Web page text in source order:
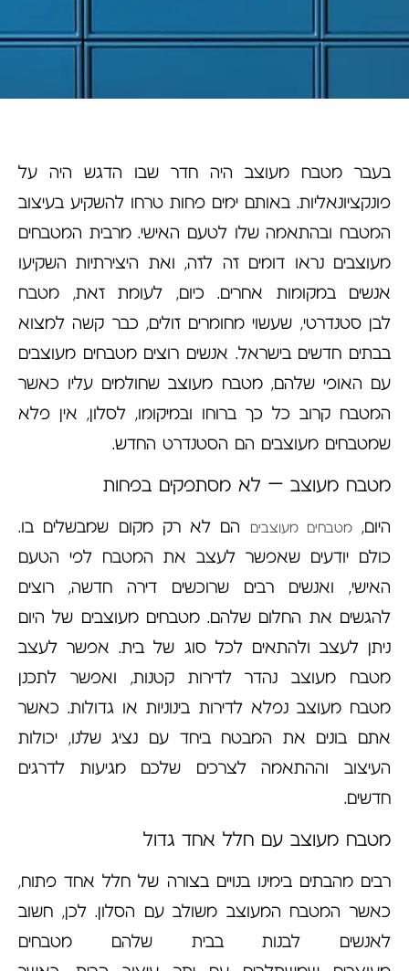
בעבר מטבח מעוצב היה חדר שבו הדגש היה על
פונקציונאליות. באותם ימים פחות טרחו להשקיע בעיצוב
המטבח ובהתאמה שלו לטעם האישי. מרבית המטבחים
מעוצבים נראו דומים זה לזה, ואת היצירתיות השקיעו
אנשים במקומות אחרים. כיום, לעומת זאת, מטבח
לבן סטנדרטי, שעשוי מחומרים זולים, כבר קשה למצוא
בבתים חדשים בישראל. אנשים רוצים מטבחים מעוצבים
עם האופי שלהם, מטבח מעוצב שחולמים עליו כאשר
המטבח קרוב כל כך ברוחו ובמיקומו, לסלון, אין פלא
שמטבחים מעוצבים הם הסטנדרט החדש.
מטבח מעוצב – לא מסתפקים בפחות
היום,מטבחים מעוצבים
הם לא רק מקום שמבשלים בו.
כולם יודעים שאפשר לעצב את המטבח לפי הטעם
האישי, ואנשים רבים שרוכשים דירה חדשה, רוצים
להגשים את החלום שלהם. מטבחים מעוצבים של היום
ניתן לעצב ולהתאים לכל סוג של בית. אפשר לעצב
מטבח מעוצב נהדר לדירות קטנות, ואפשר לתכנן
מטבח מעוצב נפלא לדירות בינוניות או גדולות. כאשר
אתם בונים את המבטח ביחד עם נציג שלנו, יכולות
העיצוב וההתאמה לצרכים שלכם מגיעות לדרגים
חדשים.
מטבח מעוצב עם חלל אחד גדול
רבים מהבתים בימינו בנויים בצורה של חלל אחד פתוח,
כאשר המטבח המעוצב משולב עם הסלון. לכן, חשוב
לאנשים לבנות בבית שלהם מטבחים